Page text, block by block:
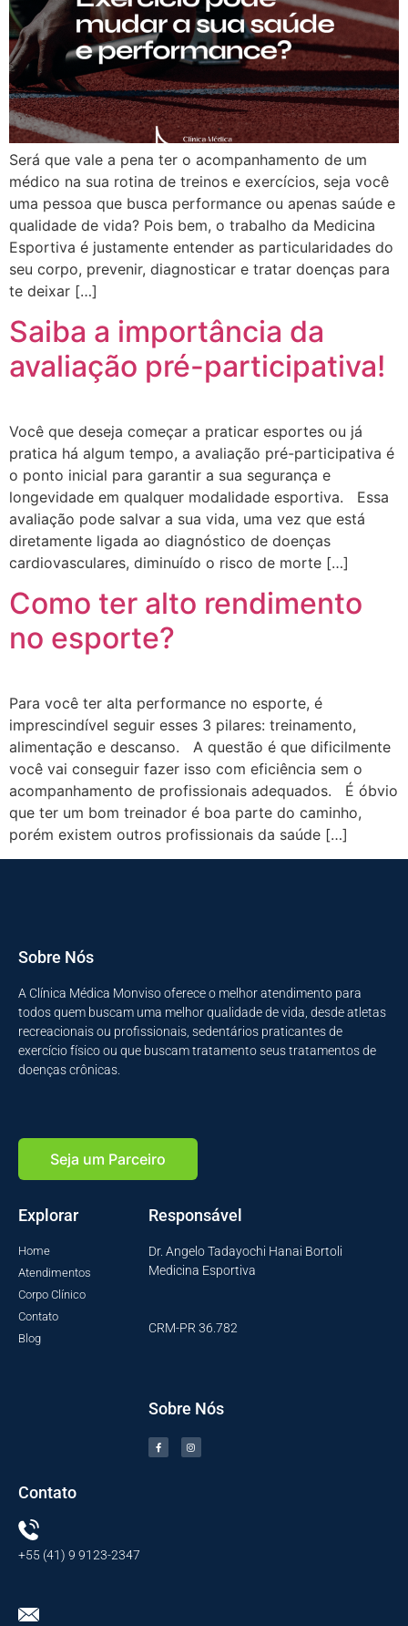
Será que vale a pena ter o acompanhamento de um
médico na sua rotina de treinos e exercícios, seja você
uma pessoa que busca performance ou apenas saúde e
qualidade de vida? Pois bem, o trabalho da Medicina
Esportiva é justamente entender as particularidades do
seu corpo, prevenir, diagnosticar e tratar doenças para
te deixar […]
Saiba a importância da
avaliação pré-participativa!
Você que deseja começar a praticar esportes ou já
pratica há algum tempo, a avaliação pré-participativa é
o ponto inicial para garantir a sua segurança e
longevidade em qualquer modalidade esportiva. Essa
avaliação pode salvar a sua vida, uma vez que está
diretamente ligada ao diagnóstico de doenças
cardiovasculares, diminuído o risco de morte […]
Como ter alto rendimento
no esporte?
Para você ter alta performance no esporte, é
imprescindível seguir esses 3 pilares: treinamento,
alimentação e descanso. A questão é que dificilmente
você vai conseguir fazer isso com eficiência sem o
acompanhamento de profissionais adequados. É óbvio
que ter um bom treinador é boa parte do caminho,
porém existem outros profissionais da saúde […]
Sobre Nós
A Clínica Médica Monviso oferece o melhor atendimento para
todos quem buscam uma melhor qualidade de vida, desde atletas
recreacionais ou profissionais, sedentários praticantes de
exercício físico ou que buscam tratamento seus tratamentos de
doenças crônicas.
Seja um Parceiro
Explorar
Home
Atendimentos
Corpo Clínico
Contato
Blog
Responsável
Dr. Angelo Tadayochi Hanai Bortoli
Medicina Esportiva
CRM-PR 36.782
Sobre Nós
Contato
+55 (41) 9 9123-2347